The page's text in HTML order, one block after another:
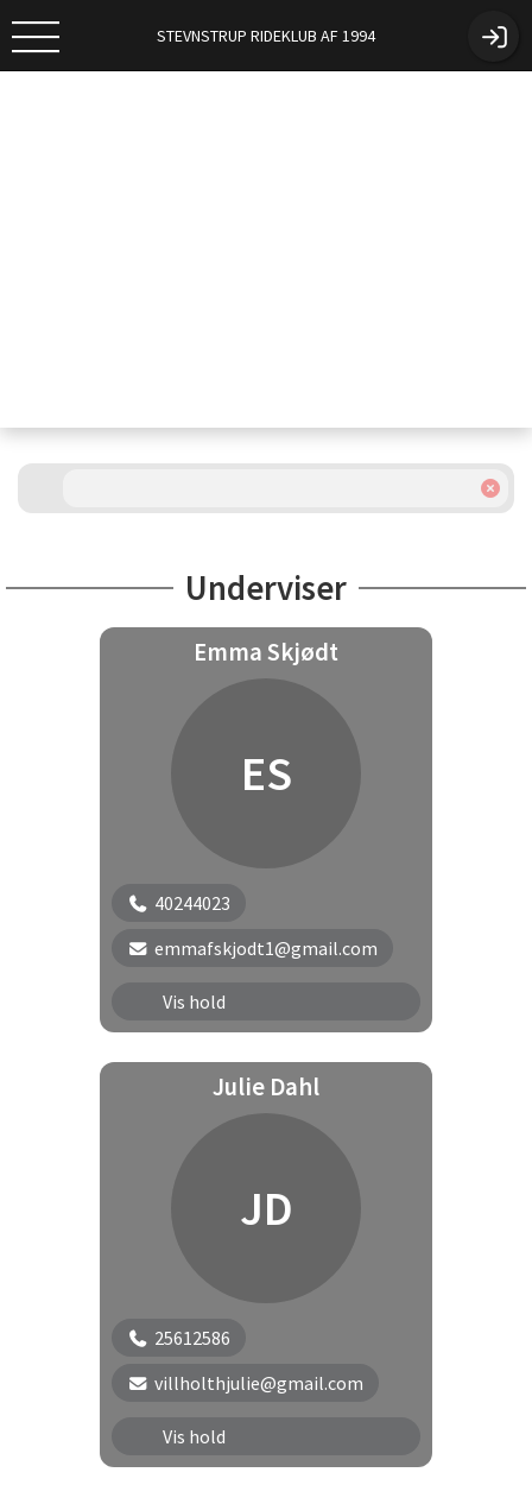
STEVNSTRUP RIDEKLUB AF 1994
Underviser
Emma Skjødt
ES
40244023
emmafskjodt1@gmail.com
Vis hold
Elevhold Torsdag | ETO3
Elevhold Torsdag | ETO7
Julie Dahl
JD
25612586
villholthjulie@gmail.com
Vis hold
Elevhold Tirsdag | ETI1